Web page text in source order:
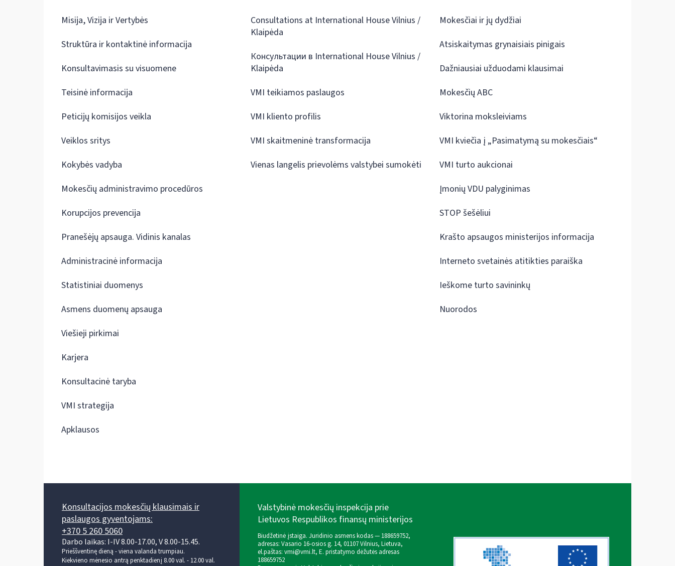
Misija, Vizija ir Vertybės
Struktūra ir kontaktinė informacija
Konsultavimasis su visuomene
Teisinė informacija
Peticijų komisijos veikla
Veiklos sritys
Kokybės vadyba
Mokesčių administravimo procedūros
Korupcijos prevencija
Pranešėjų apsauga. Vidinis kanalas
Administracinė informacija
Statistiniai duomenys
Asmens duomenų apsauga
Viešieji pirkimai
Karjera
Konsultacinė taryba
VMI strategija
Apklausos
Consultations at International House Vilnius /
Klaipėda
Консультации в International House Vilnius /
Klaipėda
VMI teikiamos paslaugos
VMI kliento profilis
VMI skaitmeninė transformacija
Vienas langelis prievolėms valstybei sumokėti
Mokesčiai ir jų dydžiai
Atsiskaitymas grynaisiais pinigais
Dažniausiai užduodami klausimai
Mokesčių ABC
Viktorina moksleiviams
VMI kviečia į „Pasimatymą su mokesčiais“
VMI turto aukcionai
Įmonių VDU palyginimas
STOP šešėliui
Krašto apsaugos ministerijos informacija
Interneto svetainės atitikties paraiška
Ieškome turto savininkų
Nuorodos
Konsultacijos mokesčių klausimais ir
paslaugos gyventojams:
+370 5 260 5060
Darbo laikas: I-IV 8.00-17.00, V 8.00-15.45.
Prieššventinę dieną - viena valanda trumpiau.
Kiekvieno mėnesio antrą penktadienį 8.00 val. - 12.00 val.
Valstybinė mokesčių inspekcija prie
Lietuvos Respublikos finansų ministerijos
Biudžetinė įstaiga. Juridinio asmens kodas — 188659752,
adresas: Vasario 16-osios g. 14, 01107 Vilnius, Lietuva,
el.paštas: vmi@vmi.lt, E. pristatymo dėžutės adresas
188659752